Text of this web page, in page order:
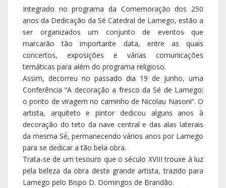
Integrado no programa da Comemoração dos 250
anos da Dedicação da Sé Catedral de Lamego, estão a
ser organizados um conjunto de eventos que
marcarão tão importante data, entre as quais
concertos, exposições e várias comunicações
temáticas para além do programa religioso.
Assim, decorreu no passado dia 19 de junho, uma
Conferência “A decoração a fresco da Sé de Lamego:
o ponto de viragem no caminho de Nicolau Nasoni”. O
artista, arquiteto e pintor dedicou alguns anos à
decoração do teto da nave central e das alas laterais
da mesma Sé, permanecendo vários anos por Lamego
para se dedicar a tão bela obra.
Trata-se de um tesouro que o século XVIII trouxe à luz
pela beleza da obra deste grande artista, trazido para
Lamego pelo Bispo D. Domingos de Brandão.